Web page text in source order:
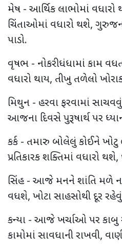
મેષ - આર્થિક લાભોમાં વધારો
ચિંતાઓમાં વધારો થશે,
પાડો.
વૃષભ - નોકરી ધંધામાં કામ
વધારો થાય, તીખુ તળેલો
મિથુન - હરવા ફરવામાં
આજના દિવસે પુરૂષાર્થ પર ધ્યાન
કર્ક - તમારુ બોલેલું કોઈને ખોટુ
પ્રતિકારક શક્તિમાં વધારો
સિંહ - આજે મનને શાંતિ મળે
વધશે, ખોટા સાહસોથી દૂર
કન્યા - આજે ખર્ચાઓ પર કાબુ
કામોમાં સાવધાની રાખવી,